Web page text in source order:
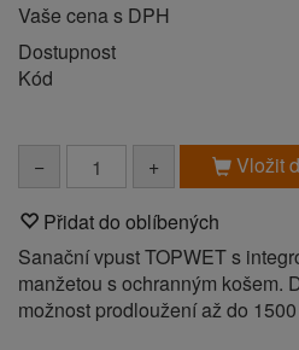
Vaše cena s DPH
Dostupnost
Kód
− + Vložit
Přidat do oblíbených
Sanační vpust TOPWET s
manžetou s ochranným košem.
možnost prodloužení až do